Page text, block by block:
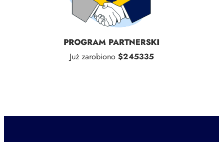
PROGRAM PARTNERSKI
Już zarobiono $245335